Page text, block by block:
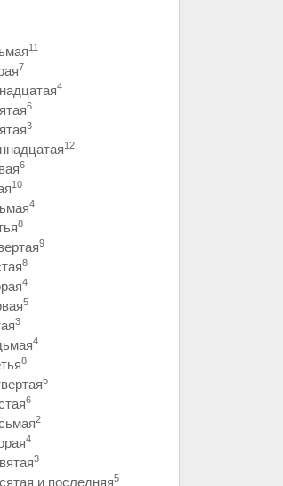
11
7
4
6
3
12
6
10
4
8
9
8
4
5
3
4
8
5
6
2
4
3
и последняя5